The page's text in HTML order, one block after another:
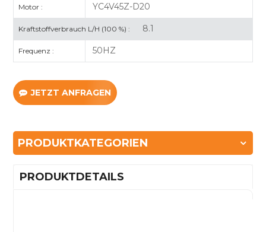
Motor : YC4V45Z-D20
Kraftstoffverbrauch L/H (100 %) : 8.1
Frequenz : 50HZ
JETZT ANFRAGEN
PRODUKTKATEGORIEN
PRODUKTDETAILS